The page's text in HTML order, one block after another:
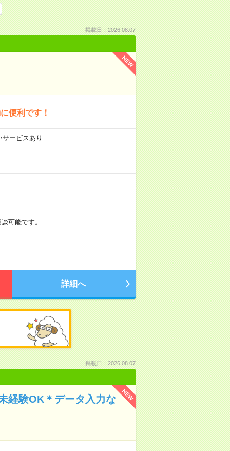
掲載日：2026.08.07
NEW
便利です！
ービスあり
可能です。
詳細へ
掲載日：2026.08.07
NEW
経験OK＊データ入力な